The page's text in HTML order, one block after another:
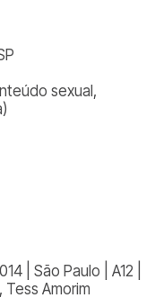
sexual,
| São Paulo | A12 |
Tess Amorim